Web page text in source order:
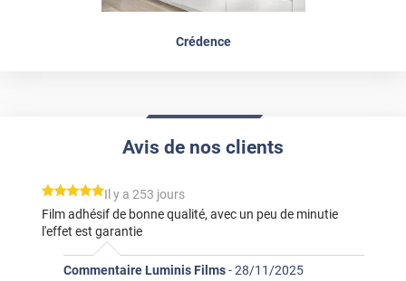
Crédence
Avis de nos clients
*****
Il y a 253 jours
Film adhésif de bonne qualité, avec un peu de minutie
l'effet est garantie
Commentaire Luminis Films-28/11/2025